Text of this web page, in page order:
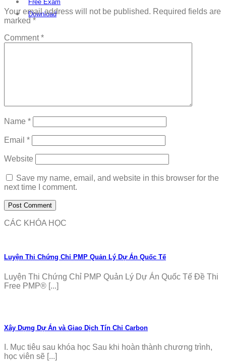
Free Exam
Download
Your email address will not be published. Required fields are
marked *
Comment*
Name *
Email *
Website
Save my name, email, and website in this browser for the
next time I comment.
CÁC KHÓA HỌC
Luyện Thi Chứng Chỉ PMP Quản Lý Dự Án Quốc Tế
Luyện Thi Chứng Chỉ PMP Quản Lý Dự Án Quốc Tế Đề Thi
Free PMP® [...]
Xây Dựng Dự Án và Giao Dịch Tín Chỉ Carbon
I. Mục tiêu sau khóa học Sau khi hoàn thành chương trình,
học viên sẽ [...]